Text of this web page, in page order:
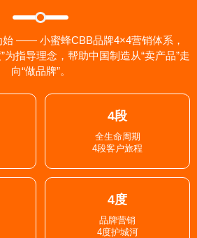
始 —— 小蜜蜂CBB品牌4×4营销体系，
为指导理念，帮助中国制造从“卖产品”走
向“做品牌”。
4段
全生命周期
4段客户旅程
4度
品牌营销
4度护城河